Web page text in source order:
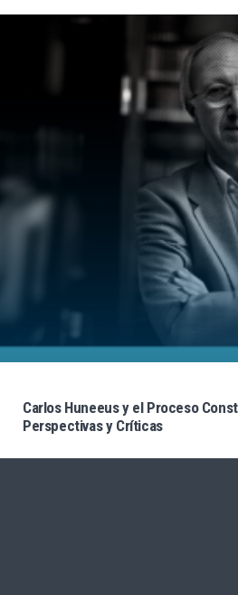
Carlos Huneeus y el Proceso
Perspectivas y Críticas